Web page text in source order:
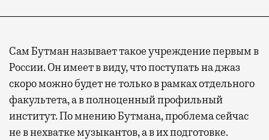
Сам Бутман называет такое учреждение первым в
России. Он имеет в виду, что поступать на джаз
скоро можно будет не только в рамках отдельного
факультета, а в полноценный профильный
институт. По мнению Бутмана, проблема сейчас
не в нехватке музыкантов, а в их подготовке.